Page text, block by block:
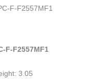
F-F2557MF1
F-F2557MF1
3.05